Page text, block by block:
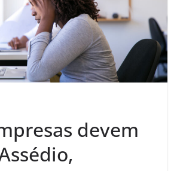
devem